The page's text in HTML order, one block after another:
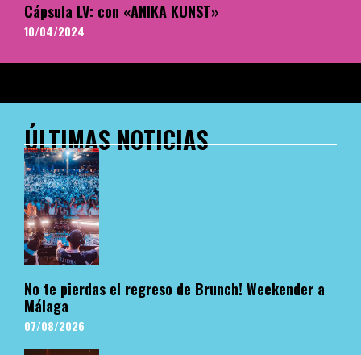
Cápsula LV: con «ANIKA KUNST»
10/04/2024
ÚLTIMAS NOTICIAS
No te pierdas el regreso de Brunch! Weekender a
Málaga
07/08/2026